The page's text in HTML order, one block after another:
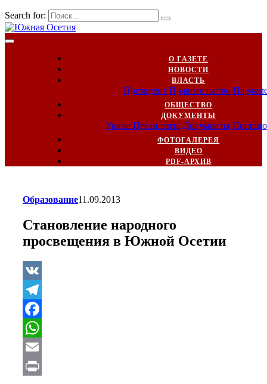
Search for:
О ГАЗЕТЕ
НОВОСТИ
ВЛАСТЬ
Президент Правительство
ОБЩЕСТВО
ДОКУМЕНТЫ
Указы Президента Документы
ФОТОГАЛЕРЕЯ
ВИДЕО
PDF-АРХИВ
Образование11.09.2013
Становление народного
просвещения в Южной Осетии
VK
Telegram
Facebook
WhatsApp
Email